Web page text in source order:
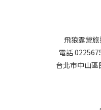
飛狼露營
電話
台北市中山